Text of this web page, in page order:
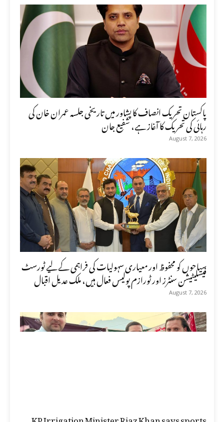
پاکستان تحریک انصاف کا پشاور میں تاریخی جلسہ عمران خان کی
رہائی کی تحریک کا آغاز ہے، شفیع جان
August 7, 2026
سیاحوں کو محفوظ اور معیاری سہولیات کی فراہمی کے لیے ٹورسٹ
فیسلیٹیشن سنٹرز اور ٹورازم پولیس فعال ہیں، ملک عدیل اقبال
August 7, 2026